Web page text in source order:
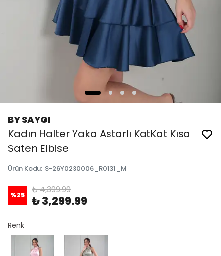
BY SAYGI
Kadın Halter Yaka Astarlı KatKat Kısa
Saten Elbise
Ürün Kodu: S-26Y0230006_R0131_M
%25 ₺ 4,399.99
₺ 3,299.99
Renk